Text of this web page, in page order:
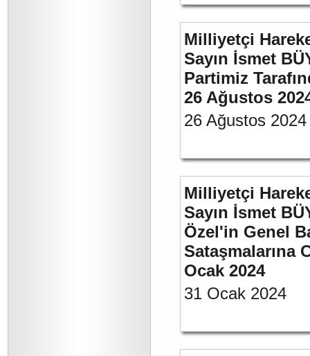
Milliyetçi
Sayın İsmet
Partimiz
26 Ağustos
26 Ağustos 2024
Milliyetçi
Sayın İsmet
Özel'in Genel
Sataşmalarına
Ocak 2024
31 Ocak 2024